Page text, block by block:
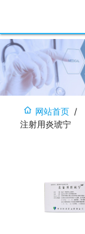
网站首页
注射用炎琥宁